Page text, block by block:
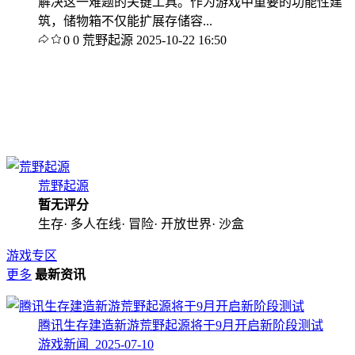
筑，储物箱不仅能扩展存储容...
0 0 荒野起源 2025-10-22 16:50
荒野起源
暂无评分
生存· 多人在线· 冒险· 开放世界· 沙盒
游戏专区
更多 最新资讯
腾讯生存建造新游荒野起源将于9月开启新阶段测试
游戏新闻 2025-07-10